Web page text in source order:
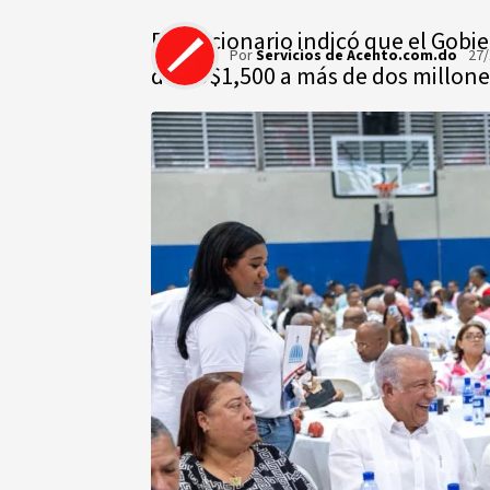
El funcionario indicó que el
de RD$1,500 a más de dos
PorServicios de Acento.com.do